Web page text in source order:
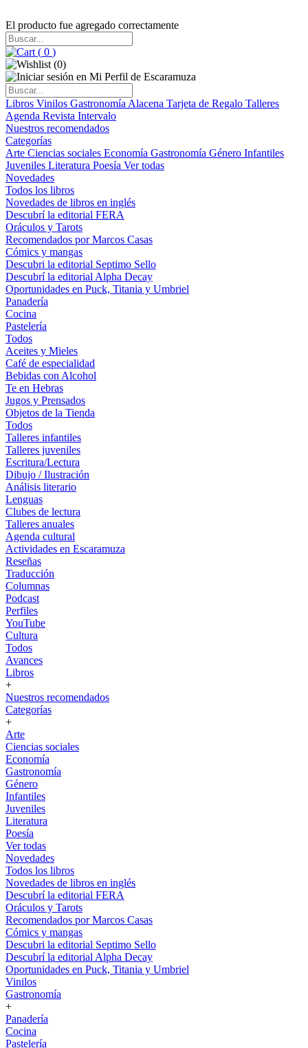
El producto fue agregado correctamente
( 0 )
(0)
Libros Vinilos Gastronomía Alacena Tarjeta de Regalo Talleres
Agenda Revista Intervalo
Nuestros recomendados
Categorías
Arte Ciencias sociales Economía Gastronomía Género Infantiles
Juveniles Literatura Poesía Ver todas
Novedades
Todos los libros
Novedades de libros en inglés
Descubrí la editorial FERA
Oráculos y Tarots
Recomendados por Marcos Casas
Cómics y mangas
Descubri la editorial Septimo Sello
Descubrí la editorial Alpha Decay
Oportunidades en Puck, Titania y Umbriel
Panadería
Cocina
Pastelería
Todos
Aceites y Mieles
Café de especialidad
Bebidas con Alcohol
Te en Hebras
Jugos y Prensados
Objetos de la Tienda
Todos
Talleres infantiles
Talleres juveniles
Escritura/Lectura
Dibujo / Ilustración
Análisis literario
Lenguas
Clubes de lectura
Talleres anuales
Agenda cultural
Actividades en Escaramuza
Reseñas
Traducción
Columnas
Podcast
Perfiles
YouTube
Cultura
Todos
Avances
Libros
+
Nuestros recomendados
Categorías
+
Arte
Ciencias sociales
Economía
Gastronomía
Género
Infantiles
Juveniles
Literatura
Poesía
Ver todas
Novedades
Todos los libros
Novedades de libros en inglés
Descubrí la editorial FERA
Oráculos y Tarots
Recomendados por Marcos Casas
Cómics y mangas
Descubri la editorial Septimo Sello
Descubrí la editorial Alpha Decay
Oportunidades en Puck, Titania y Umbriel
Vinilos
Gastronomía
+
Panadería
Cocina
Pastelería